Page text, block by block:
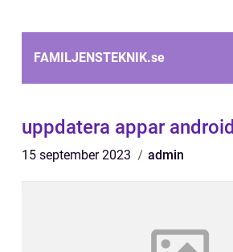
FAMILJENSTEKNIK.se
uppdatera appar android
15 september 2023 admin